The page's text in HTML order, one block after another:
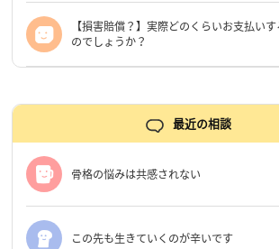
【損害賠償？】実際どのくらいお支払い
のでしょうか？
最近の相談
骨格の悩みは共感されない
この先も生きていくのが辛いです